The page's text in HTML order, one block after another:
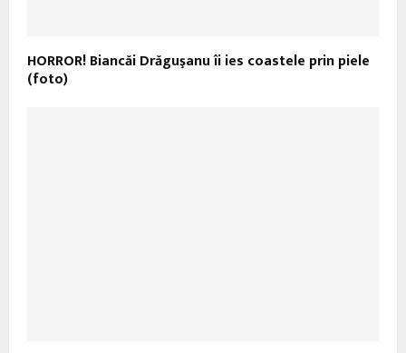
HORROR! Biancăi Drăguşanu îi ies coastele prin piele
(foto)